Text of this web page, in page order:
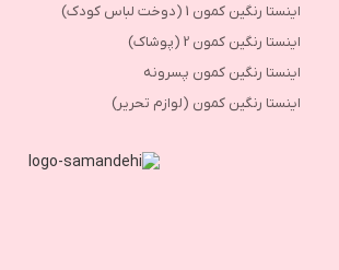
اینستا رنگین کمون 1 (دوخت لباس کودک)
اینستا رنگین کمون 2 (پوشاک)
اینستا رنگین کمون پسرونه
اینستا رنگین کمون (لوازم تحریر)